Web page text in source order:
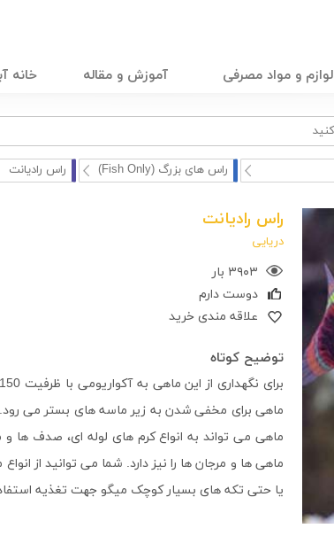
لوازم و مواد مصرفی آموزش و مقاله خانه
راس های بزرگ (Fish Only) راس رادیانت
راس رادیانت
دریایی
۳۹۰۳ بار
دوست دارم
علاقه مندی خرید
توضیح کوتاه
ماهی برای مخفی شدن به زیر ماسه های بستر می رود.
ماهی می تواند به انواع کرم های لوله ای، صدف ها و
ماهی ها و مرجان ها را نیز دارد. شما می توانید از
یا حتی تکه های بسیار کوچک میگو جهت تغذیه